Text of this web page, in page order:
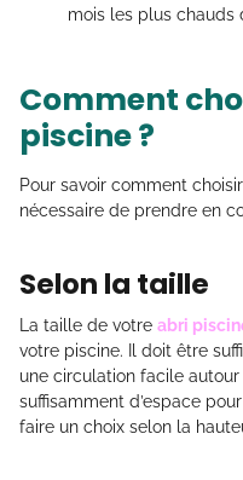
mois les plus chauds
Comment
piscine ?
Pour savoir comment
nécessaire de prendre en
Selon la taille
La taille de votre abri
votre piscine. Il doit être
une circulation facile
suffisamment d’espace
faire un choix selon la